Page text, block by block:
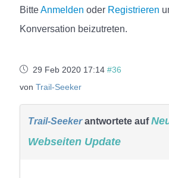
BitteAnmelden oder Registrieren
Konversation beizutreten.
29 Feb 2020 17:14 #36
vonTrail-Seeker
Trail-Seekerantwortete auf
Webseiten Update